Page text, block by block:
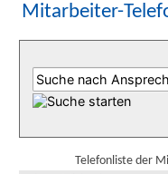
Mitarbeiter-
Telefonliste der